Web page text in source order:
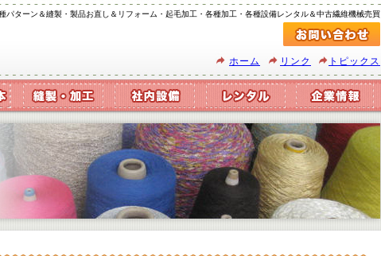
ターン＆縫製・製品お直し＆リフォーム・起毛加工・各種加工・各種設備レンタル＆中古繊維機械売買
ホーム リンク トピックス